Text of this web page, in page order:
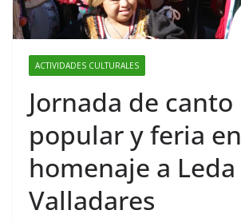
ACTIVIDADES CULTURALES
Jornada de canto
popular y feria en
homenaje a Leda
Valladares